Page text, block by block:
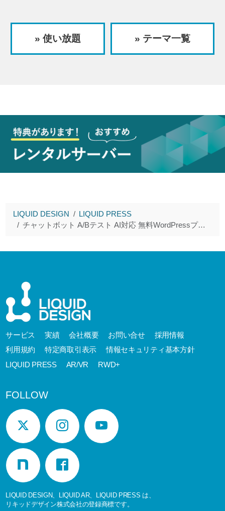
» 使い放題 » テーマ一覧
LIQUID DESIGN
LIQUID PRESS
チャットボット A/Bテスト AI対応 無料WordPressプラグイン
サービス 実績 会社概要 お問い合せ
採用情報
利用規約
特定商取引表示
情報セキュリティ基本方針
LIQUID PRESS
AR/VR RWD+
FOLLOW
LIQUID DESIGN、LIQUID AR、LIQUID PRESS は、
リキッドデザイン株式会社の登録商標です。